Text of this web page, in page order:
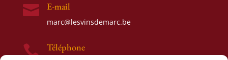
 E-mail
marc@lesvinsdemarc.be
 Téléphone